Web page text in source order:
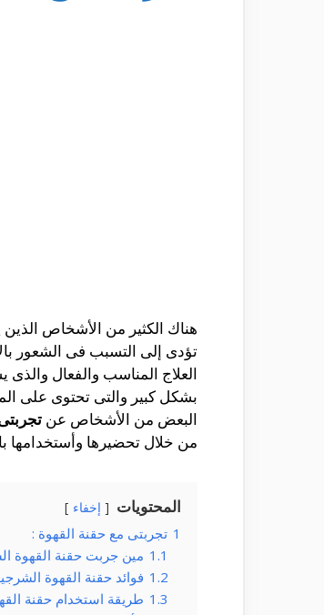
هناك الكثير من الأشخاص
تؤدى إلى التسبب فى الشعور
العلاج المناسب والفعال
بشكل كبير والتى تحتوى على
البعض من الأشخاص عن
من خلال تحضيرها وأستخدامها
المحتويات إخفاء
1 تجربتى مع حقنة القهوة :
1.1 مين جربت حقنة القهوة
1.2 فوائد حقنة القهوة
1.3 طريقة استخدام حقنة